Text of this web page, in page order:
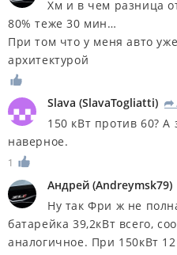
Хм и в чем разница
80% теже 30 мин…
При том что у меня авто
архитектурой
Slava (SlavaTogliatti) R
150 кВт против 60?
наверное.
1
Андрей (Andreymsk79)
Ну так Фри ж не
батарейка 39,2кВт всего,
аналогичное. При 150кВт